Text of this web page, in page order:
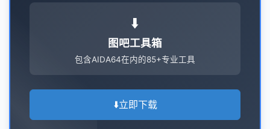
⬇️
图吧工具箱
包含AIDA64在内的85+专业工具
⬇️立即下载